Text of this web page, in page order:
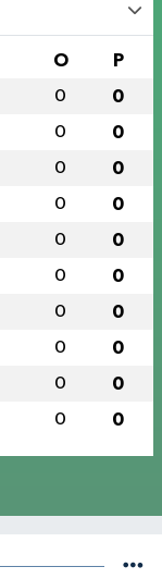
O P
0 0
0 0
0 0
0 0
0 0
0 0
0 0
0 0
0 0
0 0